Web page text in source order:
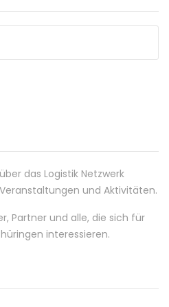
das Logistik Netzwerk
und Aktivitäten.
Partner und alle, die sich für
interessieren.